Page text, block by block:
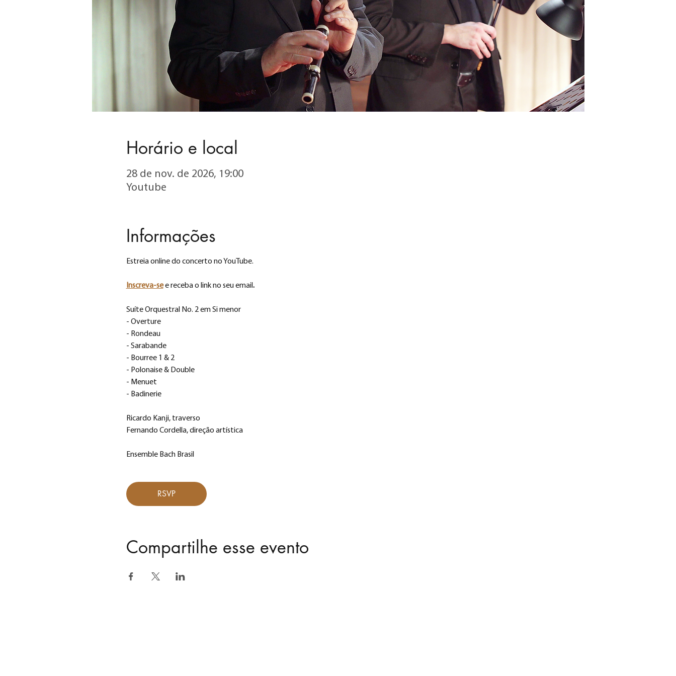
Horário e local
28 de nov. de 2026, 19:00
Youtube
Informações
Estreia online do concerto no YouTube.
Inscreva-se e receba o link no seu email.
Suíte Orquestral No. 2 em Si menor
- Overture
- Rondeau
- Sarabande
- Bourree 1 & 2
- Polonaise & Double
- Menuet
- Badinerie
Ricardo Kanji, traverso
Fernando Cordella, direção artística
Ensemble Bach Brasil
RSVP
Compartilhe esse evento